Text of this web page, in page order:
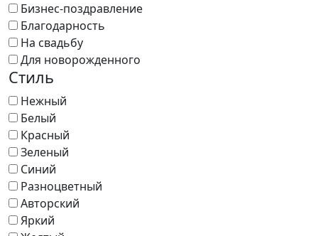
Бизнес-поздравление
Благодарность
На свадьбу
Для новорожденного
Стиль
Нежный
Белый
Красный
Зеленый
Синий
Разноцветный
Авторский
Яркий